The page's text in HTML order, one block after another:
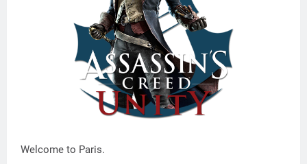
Welcome to Paris.